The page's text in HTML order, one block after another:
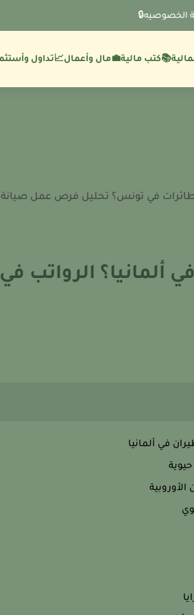
الخصوصيه🔒
📚كتب مالية💼مال وأعمال📈تداول
في تونس؟ تحليل فرص عمل
ألمانيا؟ الرواتب
في ألمانيا